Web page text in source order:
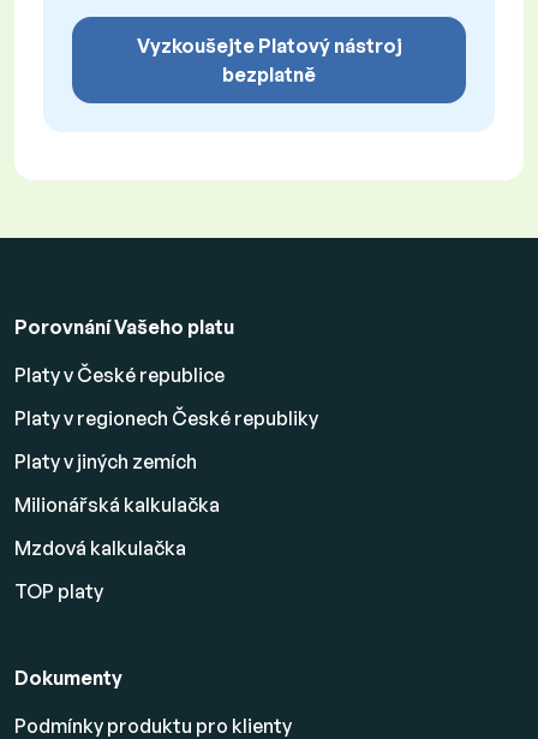
Vyzkoušejte Platový nástroj
bezplatně
Porovnání Vašeho platu
Platy v České republice
Platy v regionech České republiky
Platy v jiných zemích
Milionářská kalkulačka
Mzdová kalkulačka
TOP platy
Dokumenty
Podmínky produktu pro klienty